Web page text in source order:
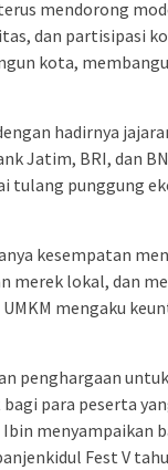
mendorong
dan partisipasi
kota,
hadirnya
Jatim, BRI, dan
tulang punggung
kesempatan
merek lokal, dan
mengaku
penghargaan
para peserta
Ibin menyampaikan
Fest V